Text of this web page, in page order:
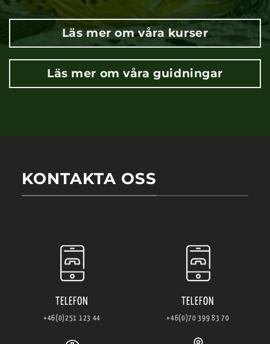
Läs mer om våra kurser
Läs mer om våra guidningar
KONTAKTA OSS
TELEFON
+46(0)251 123 44
TELEFON
+46(0)70 399 83 70